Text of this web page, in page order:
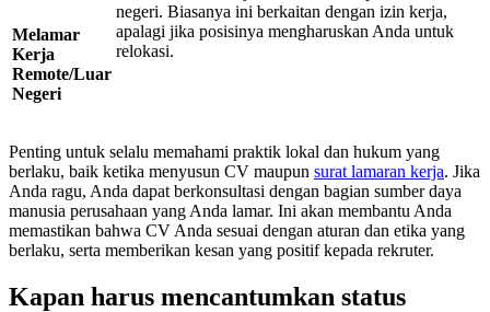
Melamar
Kerja
Remote/Luar
Negeri
negeri. Biasanya ini berkaitan dengan izin kerja,
apalagi jika posisinya mengharuskan Anda untuk
relokasi.
Penting untuk selalu memahami praktik lokal dan hukum yang
berlaku, baik ketika menyusun CV maupun surat lamaran kerja. Jika
Anda ragu, Anda dapat berkonsultasi dengan bagian sumber daya
manusia perusahaan yang Anda lamar. Ini akan membantu Anda
memastikan bahwa CV Anda sesuai dengan aturan dan etika yang
berlaku, serta memberikan kesan yang positif kepada rekruter.
Kapan harus mencantumkan status